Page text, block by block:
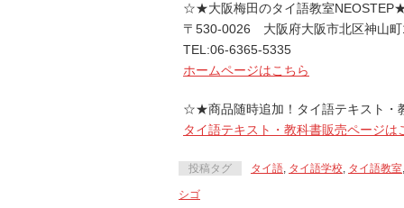
☆★大阪梅田のタイ語教室
〒530-0026 大阪府大阪市北区神山
TEL:06-6365-5335
ホームページはこちら
☆★商品随時追加！タイ語テキスト
タイ語テキスト・教科書販売ページは
投稿タグ タイ語, タイ語学校, タイ語教室
シゴ